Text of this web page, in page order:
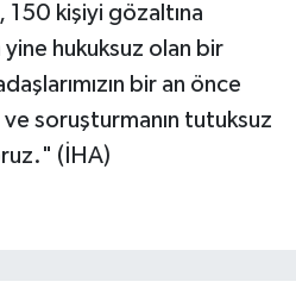
150 kişiyi gözaltına
yine hukuksuz olan bir
bir an önce
ve soruşturmanın tutuksuz
(İHA)